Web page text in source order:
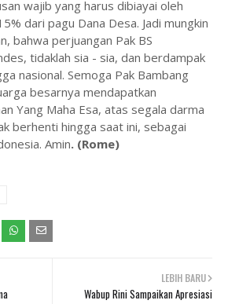
wajib yang harus dibiayai oleh
dari pagu Dana Desa. Jadi mungkin
bahwa perjuangan Pak BS
tidaklah sia - sia, dan berdampak
nasional. Semoga Pak Bambang
besarnya mendapatkan
Yang Maha Esa, atas segala darma
berhenti hingga saat ini, sebagai
Amin. (Rome)
LEBIH BARU
Wabup Rini Sampaikan Apresiasi